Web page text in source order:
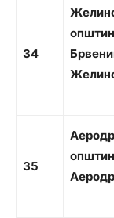
34
Ж
општин
Брв
35
општин